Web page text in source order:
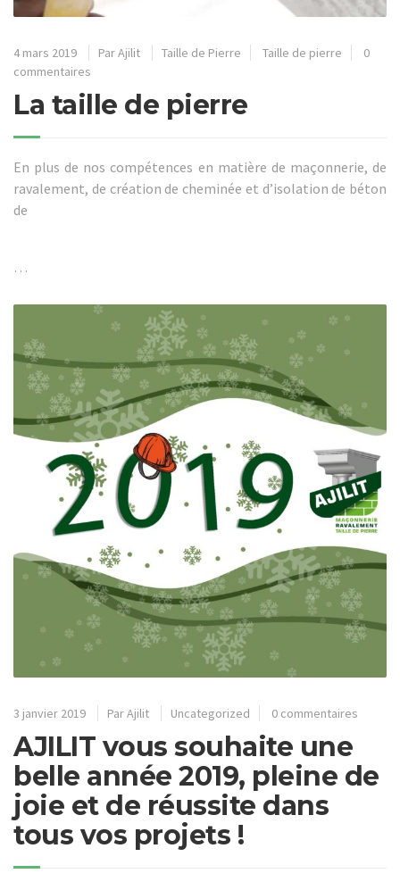
4 mars 2019 ParAjilit Taille de Pierre Taille de pierre
0
commentaires
La taille de pierre
En plus de nos compétences en matière de maçonnerie, de
ravalement, de création de cheminée et d’isolation de béton
de
…
3 janvier 2019 ParAjilit Uncategorized 0 commentaires
AJILIT vous souhaite une
belle année 2019, pleine de
joie et de réussite dans
tous vos projets !